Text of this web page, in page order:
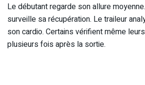
Le débutant regarde son allure
surveille sa récupération. Le traileur
son cardio. Certains vérifient même
plusieurs fois après la sortie.